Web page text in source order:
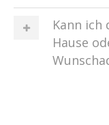
Kann ich
Hause